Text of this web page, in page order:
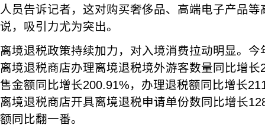
人员告诉记者，这对购买奢侈品、高端电子产品
说，吸引力尤为突出。
离境退税政策持续加力，对入境消费拉动明显。
离境退税商店办理离境退税境外游客数量同比增
售金额同比增长200.91%，办理退税额同比增长
离境退税商店开具离境退税申请单份数同比增长
额同比翻一番。